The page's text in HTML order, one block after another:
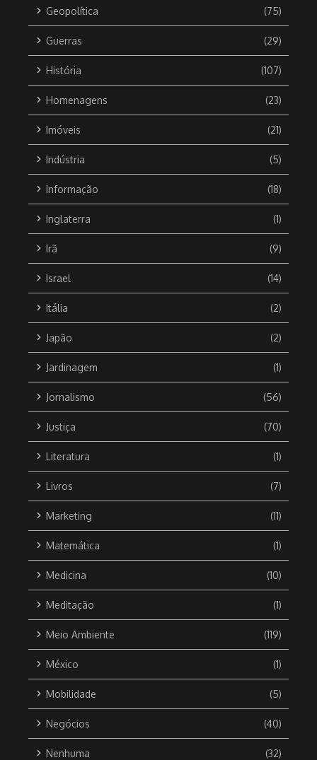
Geopolítica (75)
Guerras (29)
História (107)
Homenagens (23)
Imóveis (21)
Indústria (5)
Informação (18)
Inglaterra (1)
Irã (9)
Israel (14)
Itália (2)
Japão (2)
Jardinagem (1)
Jornalismo (56)
Justiça (70)
Literatura (1)
Livros (7)
Marketing (11)
Matemática (1)
Medicina (10)
Meditação (1)
Meio Ambiente (119)
México (1)
Mobilidade (5)
Negócios (40)
Nenhuma (32)